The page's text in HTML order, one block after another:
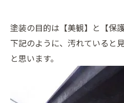
塗装の目的は【美観】と【保護
下記のように、汚れていると
と思います。